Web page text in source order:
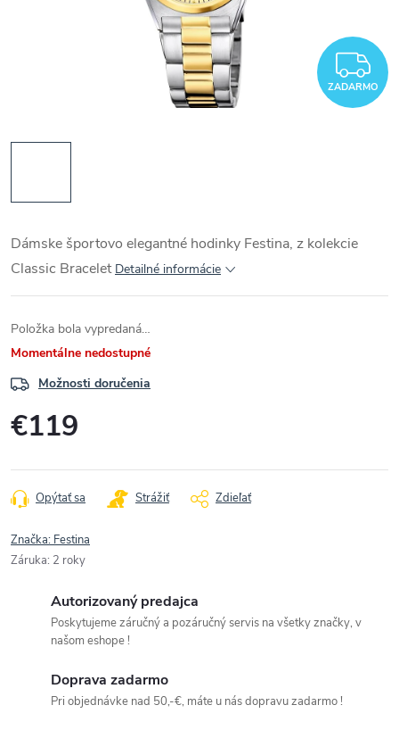
ZADARMO
Dámske športovo elegantné hodinky Festina, z kolekcie
Classic Bracelet Detailné informácie
Položka bola vypredaná…
Momentálne nedostupné
Možnosti doručenia
€119
cena:
Opýtať sa Strážiť Zdieľať
Značka: Festina
Záruka: 2 roky
Autorizovaný predajca
Poskytujeme záručný a pozáručný servis na všetky značky, v
našom eshope !
Doprava zadarmo
Pri objednávke nad 50,-€, máte u nás dopravu zadarmo !